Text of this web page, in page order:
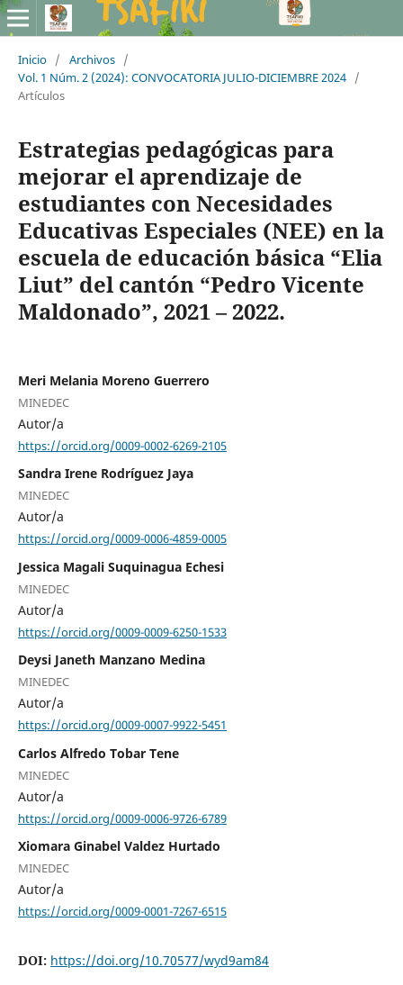
Inicio / Archivos /
Vol. 1 Núm. 2 (2024): CONVOCATORIA JULIO-DICIEMBRE 2024 /
Artículos
Estrategias pedagógicas para
mejorar el aprendizaje de
estudiantes con Necesidades
Educativas Especiales (NEE) en la
escuela de educación básica “Elia
Liut” del cantón “Pedro Vicente
Maldonado”, 2021 – 2022.
Meri Melania Moreno Guerrero
MINEDEC
Autor/a
https://orcid.org/0009-0002-6269-2105
Sandra Irene Rodríguez Jaya
MINEDEC
Autor/a
https://orcid.org/0009-0006-4859-0005
Jessica Magali Suquinagua Echesi
MINEDEC
Autor/a
https://orcid.org/0009-0009-6250-1533
Deysi Janeth Manzano Medina
MINEDEC
Autor/a
https://orcid.org/0009-0007-9922-5451
Carlos Alfredo Tobar Tene
MINEDEC
Autor/a
https://orcid.org/0009-0006-9726-6789
Xiomara Ginabel Valdez Hurtado
MINEDEC
Autor/a
https://orcid.org/0009-0001-7267-6515
DOI: https://doi.org/10.70577/wyd9am84